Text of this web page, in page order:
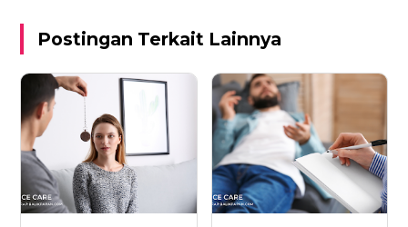
Postingan Terkait Lainnya